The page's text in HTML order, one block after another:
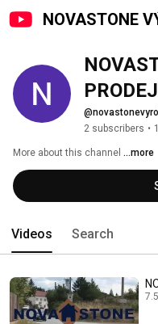
NOVASTONE
2 subscribers •
More about this channel ...more
Videos Search